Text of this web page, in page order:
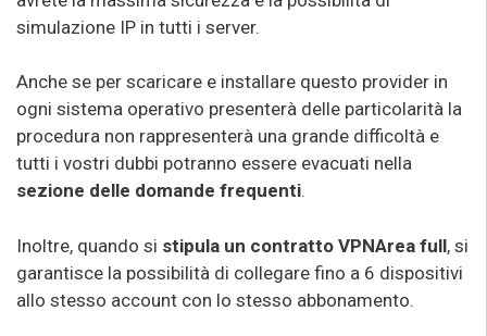
simulazione IP in tutti i server.
Anche se per scaricare e installare questo provider in
ogni sistema operativo presenterà delle particolarità la
procedura non rappresenterà una grande difficoltà e
tutti i vostri dubbi potranno essere evacuati nella
sezione delle domande frequenti.
Inoltre, quando si stipula un contratto VPNArea full, si
garantisce la possibilità di collegare fino a 6 dispositivi
allo stesso account con lo stesso abbonamento.